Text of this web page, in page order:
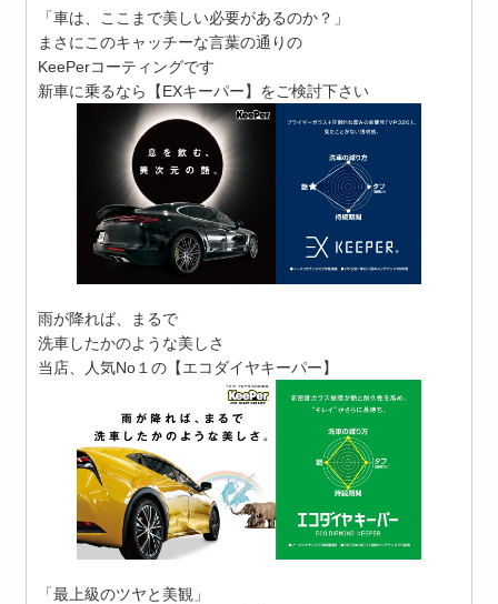
「車は、ここまで美しい必要があるのか？」
まさにこのキャッチーな言葉の通りの
KeePerコーティングです
新車に乗るなら【EXキーパー】をご検討下さい
雨が降れば、まるで
洗車したかのような美しさ
当店、人気No１の【エコダイヤキーパー】
「最上級のツヤと美観」